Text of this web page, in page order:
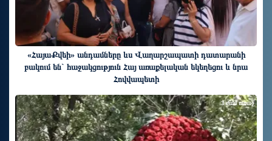
«ՀայաՔվեի» անդամները ևս Վաղարշապատի դատարանի
բակում են` հաջակցություն Հայ առաքելական եկեղեցու և նրա
Հովվապետի
3 ժամ առաջ